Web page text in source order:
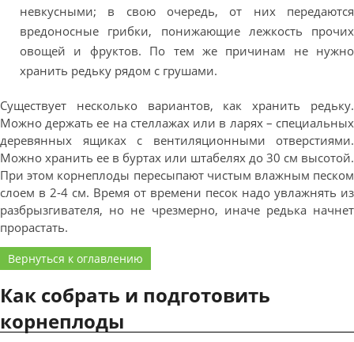
невкусными; в свою очередь, от них передаются
вредоносные грибки, понижающие лежкость прочих
овощей и фруктов. По тем же причинам не нужно
хранить редьку рядом с грушами.
Существует несколько вариантов, как хранить редьку.
Можно держать ее на стеллажах или в ларях – специальных
деревянных ящиках с вентиляционными отверстиями.
Можно хранить ее в буртах или штабелях до 30 см высотой.
При этом корнеплоды пересыпают чистым влажным песком
слоем в 2-4 см. Время от времени песок надо увлажнять из
разбрызгивателя, но не чрезмерно, иначе редька начнет
прорастать.
Вернуться к оглавлению
Как собрать и подготовить
корнеплоды